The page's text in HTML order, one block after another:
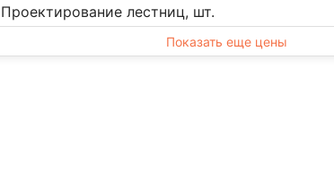
Проектирование лестниц, шт.
Показать еще цены